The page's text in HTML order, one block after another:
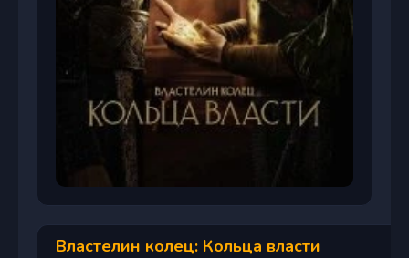
Властелин колец: Кольца власти